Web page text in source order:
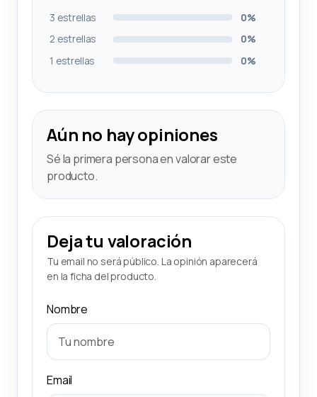
3 estrellas
0%
2 estrellas
0%
1 estrellas
0%
Aún no hay opiniones
Sé la primera persona en valorar este
producto.
Deja tu valoración
Tu email no será público. La opinión aparecerá
en la ficha del producto.
Nombre
Email